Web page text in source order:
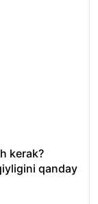
kerak?
qanday